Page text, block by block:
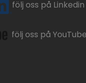
följ oss på Linkedin
följ oss på YouTube